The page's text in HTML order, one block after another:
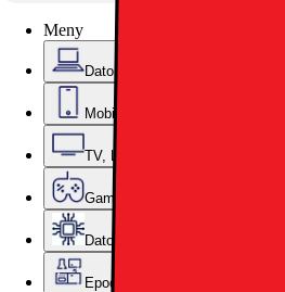
Meny
Datorer & Kontor
Mobiler, Tablets & Smartklockor
TV, Ljud & Smart Hem
Gaming
Datorkomponenter
Epoq Kök & Tvättstuga